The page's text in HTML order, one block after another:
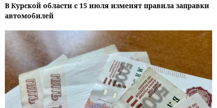
В Курской области с 15 июля изменят правила заправки
автомобилей